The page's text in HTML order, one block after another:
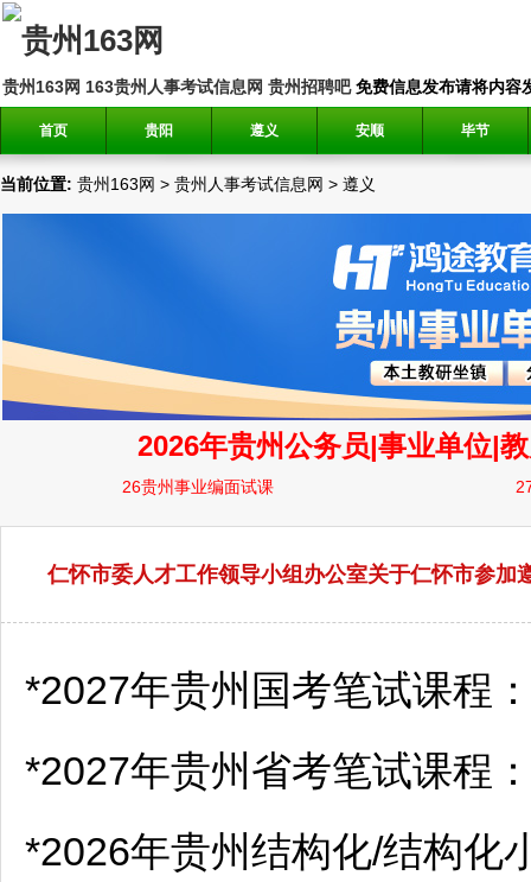
贵州163网 163贵州人事考试信息网 贵州招聘吧免费信息发布请将内容
首页 贵阳 遵义 安顺 毕节
当前位置: 贵州163网 > 贵州人事考试信息网 > 遵义
仁怀市委人才工作领导小组办公室关于仁怀市参
*2027年贵州国考笔试课程
*2027年贵州省考笔试课程
*2026年贵州结构化/结构化